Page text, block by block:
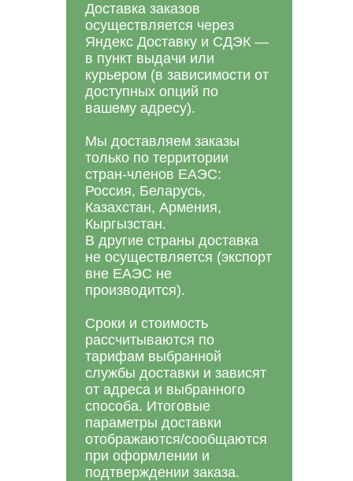
Доставка заказов
осуществляется через
Яндекс Доставку и СДЭК —
в пункт выдачи или
курьером (в зависимости от
доступных опций по
вашему адресу).
Мы доставляем заказы
только по территории
стран-членов ЕАЭС:
Россия, Беларусь,
Казахстан, Армения,
Кыргызстан.
В другие страны доставка
не осуществляется (экспорт
вне ЕАЭС не
производится).
Сроки и стоимость
рассчитываются по
тарифам выбранной
службы доставки и зависят
от адреса и выбранного
способа. Итоговые
параметры доставки
отображаются/сообщаются
при оформлении и
подтверждении заказа.